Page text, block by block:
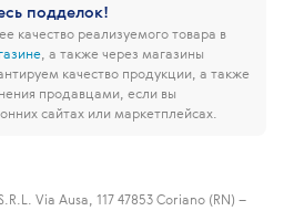
подделок!
качество реализуемого товара в
, а также через магазины
качество продукции, а также
продавцами, если вы
сайтах или маркетплейсах.
Via Ausa, 117 47853 Coriano (RN) –